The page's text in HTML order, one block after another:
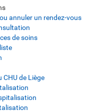
annuler un rendez-vous
de soins
CHU de Liège